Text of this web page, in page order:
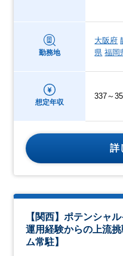
勤務地
大阪府
県 福岡
想定年収
337～
詳
【関西】ポテンシャ
運用経験からの上流
ム常駐】